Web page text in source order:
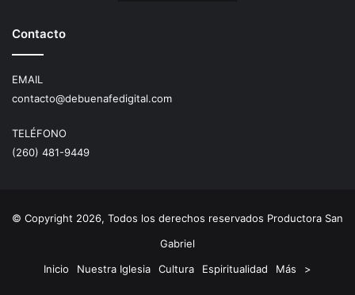
Contacto
EMAIL
contacto@debuenafedigital.com
TELÉFONO
(260) 481-9449
© Copyright 2026, Todos los derechos reservados Productora San
Gabriel
Inicio
Nuestra Iglesia Cultura Espiritualidad Más >